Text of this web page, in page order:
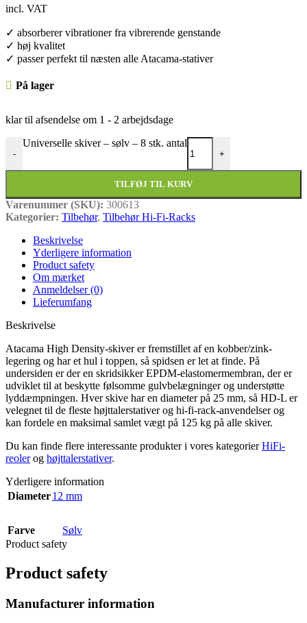
incl. VAT
✓ absorberer vibrationer fra vibrerende genstande
✓ høj kvalitet
✓ passer perfekt til næsten alle Atacama-stativer
På lager
klar til afsendelse om 1 - 2 arbejdsdage
-
Universelle skiver – sølv – 8 stk. antal
+
TILFØJ TIL KURV
Varenummer (SKU): 300613
Kategorier: Tilbehør, Tilbehør Hi-Fi-Racks
Beskrivelse
Yderligere information
Product safety
Om mærket
Anmeldelser (0)
Lieferumfang
Beskrivelse
Atacama High Density-skiver er fremstillet af en kobber/zink-
legering og har et hul i toppen, så spidsen er let at finde. På
undersiden er der en skridsikker EPDM-elastomermembran, der er
udviklet til at beskytte følsomme gulvbelægninger og understøtte
lyddæmpningen. Hver skive har en diameter på 25 mm, så HD-L er
velegnet til de fleste højttalerstativer og hi-fi-rack-anvendelser og
kan fordele en maksimal samlet vægt på 125 kg på alle skiver.
Du kan finde flere interessante produkter i vores kategorierHiFi-
reolerog højttalerstativer.
Yderligere information
Diameter12 mm
Farve
Sølv
Product safety
Product safety
Manufacturer information